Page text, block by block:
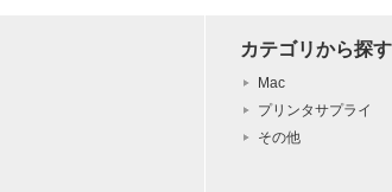
カテゴリから探す
Mac
プリンタサプライ
その他